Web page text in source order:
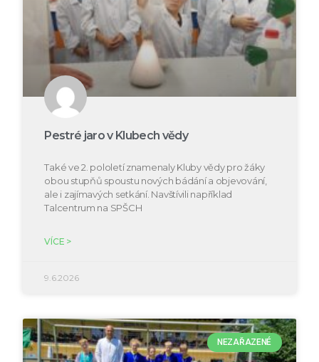
Pestré jaro v Klubech vědy
Také ve 2. pololetí znamenaly Kluby vědy pro žáky
obou stupňů spoustu nových bádání a objevování,
ale i zajímavých setkání. Navštívili například
Talcentrum na SPŠCH
VÍCE >
9.6.2026
NEZAŘAZENÉ